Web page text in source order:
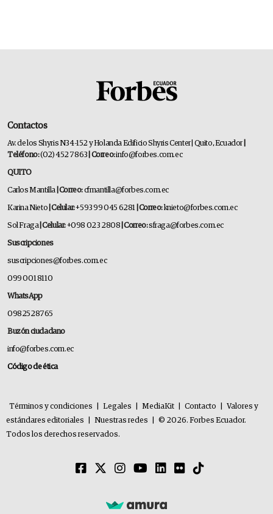
Contactos
Av. de los Shyris N34-152 y Holanda Edificio Shyris Center | Quito, Ecuador
Teléfono:(02) 452 7863 | Correo:info@forbes.com.ec
QUITO
Carlos Mantilla | Correo:cfmantilla@forbes.com.ec
Karina Nieto | Celular:+593 99 045 6281 | Correo:knieto@forbes.com.ec
Sol Fraga| Celular:+098 023 2808 | Correo:sfraga@forbes.com.ec
Suscripciones
suscripciones@forbes.com.ec
099 001 8110
WhatsApp
0982528765
Buzón ciudadano
info@forbes.com.ec
Código de ética
Términos y condiciones Legales MediaKit Contacto
Valores y
estándares editoriales
Nuestras redes
© 2026. Forbes Ecuador.
Todos los derechos reservados.